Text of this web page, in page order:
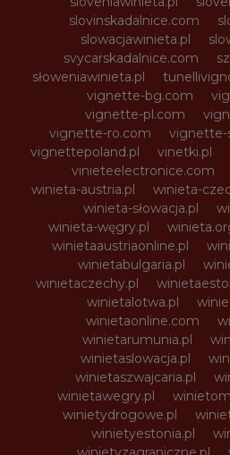
slovinskadalnice.com
slowacjawinieta.pl
svycarskadalnice.com
słoweniawinieta.pl
vignette-bg.com
vignette-pl.com
vignette-ro.com
vignette-
vignettepoland.pl
vinetki.pl
vinieteelectronice.com
winieta-austria.pl
winieta-
winieta-słowacja.pl
winieta-węgry.pl
winietaaustriaonline.pl
winietabulgaria.pl
winietaczechy.pl
winietalotwa.pl
winietaonline.com
winietarumunia.pl
winietaslowacja.pl
winietaszwajcaria.pl
winietawegry.pl
winietydrogowe.pl
winietyestonia.pl